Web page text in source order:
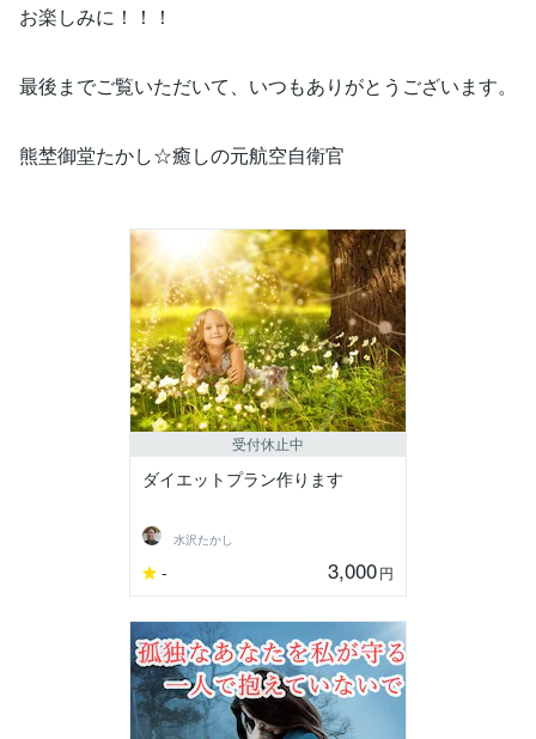
お楽しみに！！！
最後までご覧いただいて、いつもありがとうございます。
熊埜御堂たかし☆癒しの元航空自衛官
受付休止中
ダイエットプラン作ります
水沢たかし
- 3,000円